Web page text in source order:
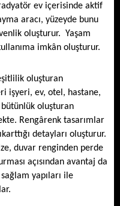
ev içerisinde aktif
aracı, yüzeyde bunu
oluşturur.  Yaşam
imkân oluşturur.
işyeri, ev, otel, hastane,
oluşturan
Rengârenk tasarımlar
detayları oluşturur.
duvar renginden perde
açısından avantaj da
yapıları ile